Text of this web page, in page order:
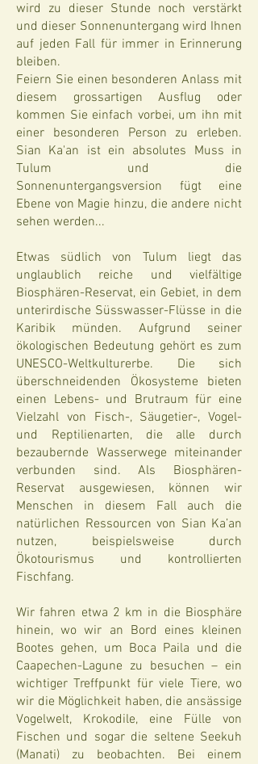
wird zu dieser Stunde noch verstärkt
und dieser Sonnenuntergang wird Ihnen
auf jeden Fall für immer in Erinnerung
bleiben.
Feiern Sie einen besonderen Anlass mit
diesem grossartigen Ausflug oder
kommen Sie einfach vorbei, um ihn mit
einer besonderen Person zu erleben.
Sian Ka'an ist ein absolutes Muss in
Tulum und die
Sonnenuntergangsversion fügt eine
Ebene von Magie hinzu, die andere nicht
sehen werden...
Etwas südlich von Tulum liegt das
unglaublich reiche und vielfältige
Biosphären-Reservat, ein Gebiet, in dem
unterirdische Süsswasser-Flüsse in die
Karibik münden. Aufgrund seiner
ökologischen Bedeutung gehört es zum
UNESCO-Weltkulturerbe. Die sich
überschneidenden Ökosysteme bieten
einen Lebens- und Brutraum für eine
Vielzahl von Fisch-, Säugetier-, Vogel-
und Reptilienarten, die alle durch
bezaubernde Wasserwege miteinander
verbunden sind. Als Biosphären-
Reservat ausgewiesen, können wir
Menschen in diesem Fall auch die
natürlichen Ressourcen von Sian Ka’an
nutzen, beispielsweise durch
Ökotourismus und kontrollierten
Fischfang.
Wir fahren etwa 2 km in die Biosphäre
hinein, wo wir an Bord eines kleinen
Bootes gehen, um Boca Paila und die
Caapechen-Lagune zu besuchen – ein
wichtiger Treffpunkt für viele Tiere, wo
wir die Möglichkeit haben, die ansässige
Vogelwelt, Krokodile, eine Fülle von
Fischen und sogar die seltene Seekuh
(Manati) zu beobachten. Bei einem